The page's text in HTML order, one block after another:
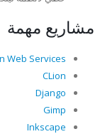
مشاريع مهمة
Web Services
CLion
Django
Gimp
Inkscape